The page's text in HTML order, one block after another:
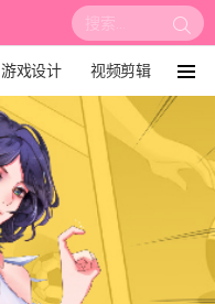
搜
索:
游戏设计 视频剪辑
动画设计
单